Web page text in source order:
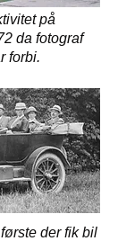
på
da fotograf
forbi.
der fik bil